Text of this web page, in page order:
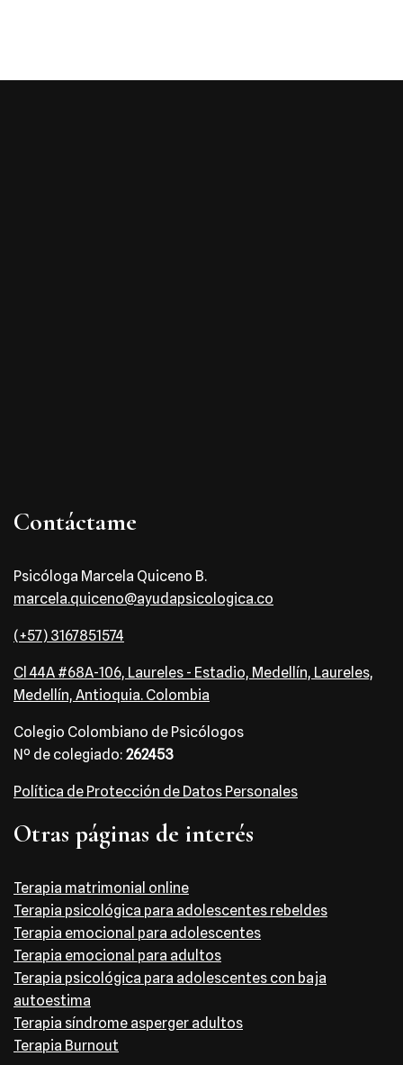
Contáctame
Psicóloga Marcela Quiceno B.
marcela.quiceno@ayudapsicologica.co
(+57) 3167851574
Cl 44A #68A-106, Laureles - Estadio, Medellín, Laureles,
Medellín, Antioquia. Colombia
Colegio Colombiano de Psicólogos
Nº de colegiado: 262453
Política de Protección de Datos Personales
Otras páginas de interés
Terapia matrimonial online
Terapia psicológica para adolescentes rebeldes
Terapia emocional para adolescentes
Terapia emocional para adultos
Terapia psicológica para adolescentes con baja
autoestima
Terapia síndrome asperger adultos
Terapia Burnout